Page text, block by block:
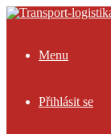
Menu
Přihlásit se